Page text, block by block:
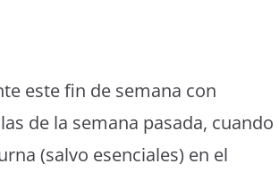
este fin de semana con
de la semana pasada, cuando
(salvo esenciales) en el